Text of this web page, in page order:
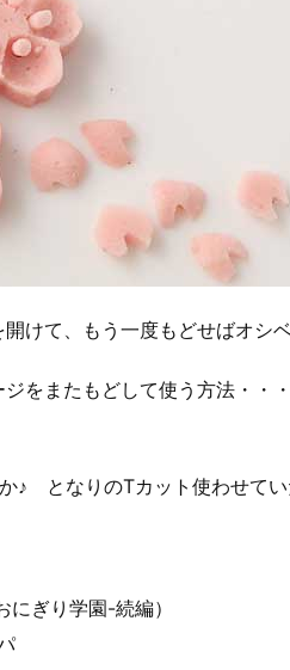
けて、もう一度もどせばオシ
をまたもどして使う方法・・
♪ となりのTカット使わせてい
ぎり学園-続編）